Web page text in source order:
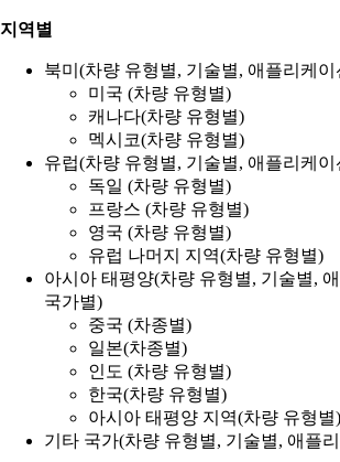
지역별
북미(차량 유형별, 기술별, 애플리케
미국 (차량 유형별)
캐나다(차량 유형별)
멕시코(차량 유형별)
유럽(차량 유형별, 기술별, 애플리케
독일 (차량 유형별)
프랑스 (차량 유형별)
영국 (차량 유형별)
유럽 ​​나머지 지역(차량 유형별)
아시아 태평양(차량 유형별, 기술별,
국가별)
중국 (차종별)
일본(차종별)
인도 (차량 유형별)
한국(차량 유형별)
아시아 태평양 지역(차량 유형별)
기타 국가(차량 유형별, 기술별, 애플